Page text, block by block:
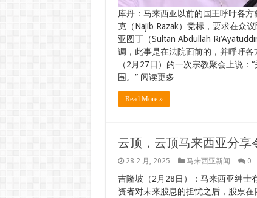
库丹：马来西亚以前的国王呼吁各
克（Najib Razak）竞标，要求在众
亚图丁（Sultan Abdullah
调，此事是在法院面前的，并呼吁各
（2月27日）的一次宗教聚会上说
围。” 阅读更多
Read More »
云顶，云顶马来西亚分享
28 2 月, 2025 马来西亚新闻 0
吉隆坡（2月28日）：马来西亚绅士
资者对未来股息的担忧之后，股票